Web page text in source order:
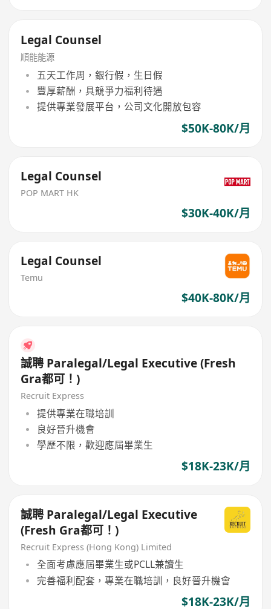
Legal Counsel
順能能源
五天工作周，銀行假，生日假
豐厚薪酬，具競爭力福利待遇
提供專業發展平台，公司文化開放包容
$50K-80K/月
Legal Counsel
POP MART HK
$30K-40K/月
Legal Counsel
Temu
$40K-80K/月
誠聘 Paralegal/Legal Executive (Fresh
Gra都可！)
Recruit Express
提供專業在職培訓
良好晉升機會
學歷不限，歡迎應屆畢業生
$18K-23K/月
誠聘 Paralegal/Legal Executive
(Fresh Gra都可！)
Recruit Express (Hong Kong) Limited
全面考慮應屆畢業生或PCLL兼讀生
完善福利配套，專業在職培訓，良好晉升機會
$18K-23K/月